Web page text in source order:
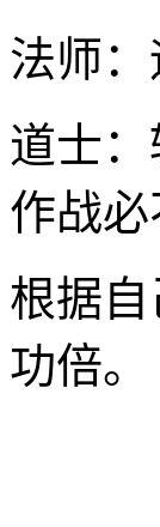
法师
道士
作战必
根据
功倍。